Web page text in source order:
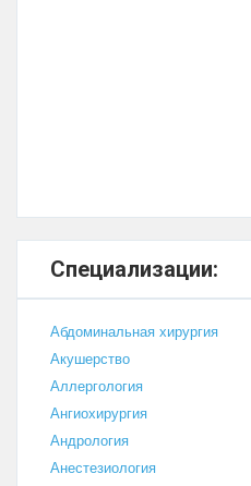
Специализации:
Абдоминальная хирургия
Акушерство
Аллергология
Ангиохирургия
Андрология
Анестезиология